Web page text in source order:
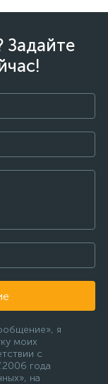
Задайте
я
моих
с
года
на